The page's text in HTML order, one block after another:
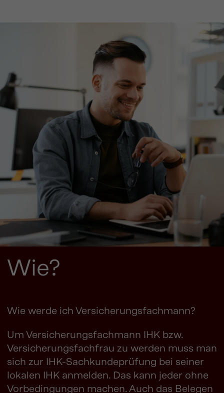
Wie?
Wie werde ich Versicherungsfachmann?
Um Versicherungsfachmann IHK bzw.
Versicherungsfachfrau zu werden muss man
sich zur IHK-Sachkundeprüfung bei seiner
lokalen IHK anmelden. Das kann jeder ohne
Vorbedingungen machen. Auch das Belegen